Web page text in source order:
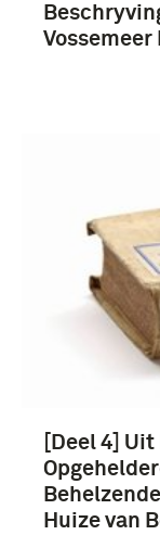
Europa (31)
Meer
Vossemeer
[Deel 4]
Huize van